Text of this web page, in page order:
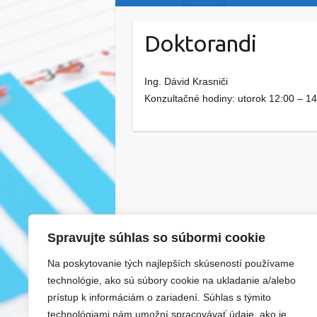
Spravujte súhlas so súbormi cookie
Na poskytovanie tých najlepších skúseností používame
technológie, ako sú súbory cookie na ukladanie a/alebo
prístup k informáciám o zariadení. Súhlas s týmito
technológiami nám umožní spracovávať údaje, ako je
Doktorandi
Ing. Dávid Krasniči
Konzultačné hodiny: utorok 12:00 –